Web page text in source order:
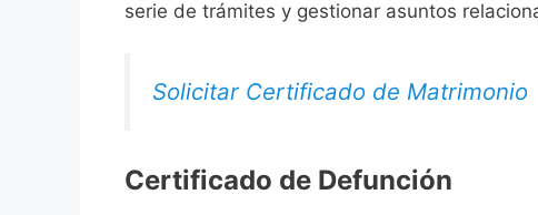
serie de trámites y gestionar asuntos
Solicitar Certificado de Matrimonio
Certificado de Defunción